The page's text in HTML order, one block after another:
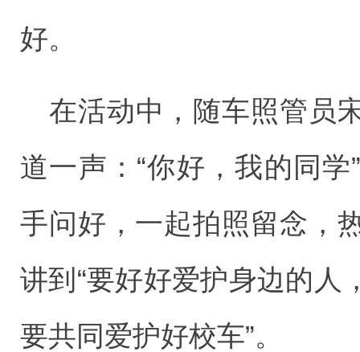
好。
在活动中，随车照管员
道一声：“你好，我的同
手问好，一起拍照留念，
讲到“要好好爱护身边的人
要共同爱护好校车”。